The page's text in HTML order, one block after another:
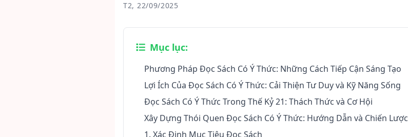
T2, 22/09/2025
Mục lục:
Phương Pháp Đọc Sách Có Ý Thức: Những Cách Tiếp Cận Sáng Tạo
Lợi Ích Của Đọc Sách Có Ý Thức: Cải Thiện Tư Duy và Kỹ Năng Sống
Đọc Sách Có Ý Thức Trong Thế Kỷ 21: Thách Thức và Cơ Hội
Xây Dựng Thói Quen Đọc Sách Có Ý Thức: Hướng Dẫn và Chiến Lược
1. Xác Định Mục Tiêu Đọc Sách